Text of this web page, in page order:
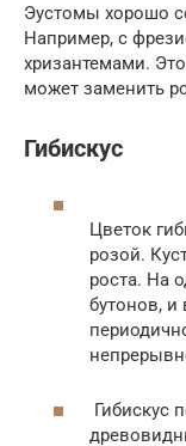
Эустомы хорошо
Например, с
хризантемами.
может заменить
Гибискус
Цветок
розой.
роста. На
бутонов, и
Гибискус